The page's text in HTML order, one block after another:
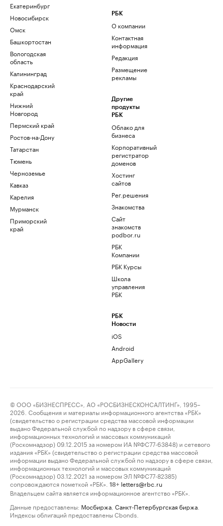
Екатеринбург
Новосибирск
Омск
Башкортостан
Вологодская
область
Калининград
Краснодарский
край
Нижний
Новгород
Пермский край
Ростов-на-Дону
Татарстан
Тюмень
Черноземье
Кавказ
Карелия
Мурманск
Приморский
край
РБК
О компании
Контактная
информация
Редакция
Размещение
рекламы
Другие
продукты
РБК
Облако для
бизнеса
Корпоративный
регистратор
доменов
Хостинг
сайтов
Рег.решения
Знакомства
Сайт
знакомств
podbor.ru
РБК
Компании
РБК Курсы
Школа
управления
РБК
РБК
Новости
iOS
Android
AppGallery
© ООО «БИЗНЕСПРЕСС», АО «РОСБИЗНЕСКОНСАЛТИНГ», 1995–
2026. Сообщения и материалы информационного агентства «РБК»
(свидетельство о регистрации средства массовой информации
выдано Федеральной службой по надзору в сфере связи,
информационных технологий и массовых коммуникаций
(Роскомнадзор) 09.12.2015 за номером ИА №ФС77-63848) и сетевого
издания «РБК» (свидетельство о регистрации средства массовой
информации выдано Федеральной службой по надзору в сфере связи,
информационных технологий и массовых коммуникаций
(Роскомнадзор) 03.12.2021 за номером ЭЛ №ФС77-82385)
сопровождаются пометкой «РБК».
18+ letters@rbc.ru
Владельцем сайта является информационное агентство «РБК».
Данные предоставлены: Мосбиржа Санкт-Петербургская биржа
Индексы облигаций предоставлены Cbonds.